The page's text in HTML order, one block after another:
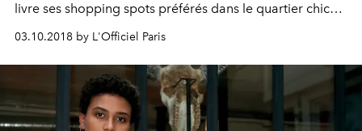
livre ses shopping spots préférés dans le quartier chic
du Faubourg Saint Honoré.
03.10.2018 by L'Officiel Paris